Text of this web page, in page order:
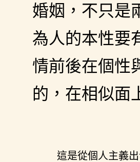
婚姻，不只是
為人的本性要
情前後在個性
的，在相似面
這是從個人主義